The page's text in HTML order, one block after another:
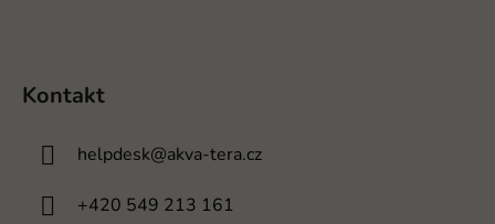
Kontakt
helpdesk@akva-tera.cz
+420 549 213 161